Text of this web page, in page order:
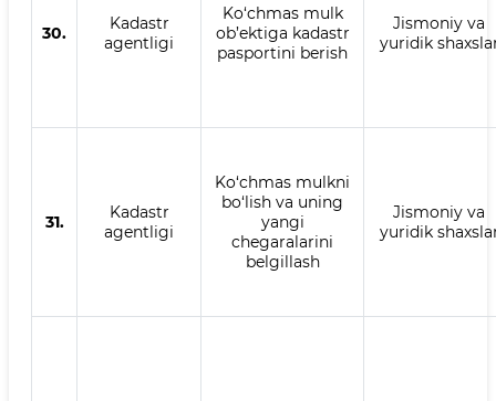
30.
Kadastr
agentligi
Ko‘chmas mulk
ob’ektiga kadastr
pasportini berish
Jismoniy va
yuridik
31.
Kadastr
agentligi
Ko‘chmas mulkni
bo‘lish va uning
yangi
chegaralarini
belgillash
Jismoniy va
yuridik